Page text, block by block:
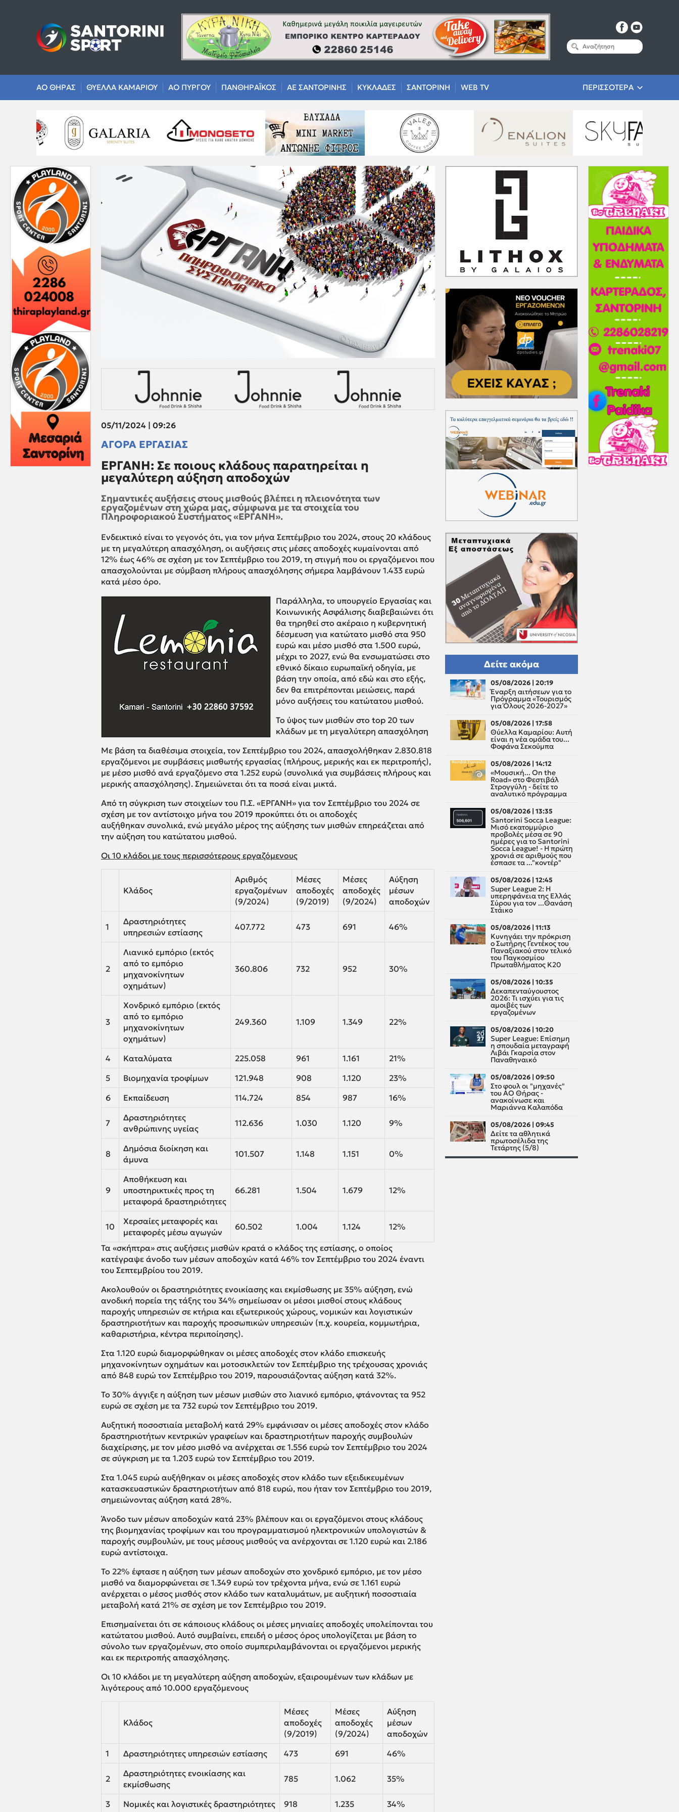
ΑΟ ΘΗΡΑΣ ΘΥΕΛΛΑ ΚΑΜΑΡΙΟΥ ΑΟ ΠΥΡΓΟΥ ΠΑΝΘΗΡΑΪΚΟΣ ΑΕ ΣΑΝΤΟΡΙΝΗΣ ΚΥΚΛΑΔΕΣ ΣΑΝΤΟΡΙΝΗ WEB TV ΠΕΡΙΣΣΟΤΕΡΑ
05/11/2024 | 09:26
ΑΓΟΡΑ ΕΡΓΑΣΙΑΣ
ΕΡΓΑΝΗ: Σε ποιους κλάδους παρατηρείται η
μεγαλύτερη αύξηση αποδοχών
Σημαντικές αυξήσεις στους μισθούς βλέπει η πλειονότητα των
εργαζομένων στη χώρα μας, σύμφωνα με τα στοιχεία του
Πληροφοριακού Συστήματος «ΕΡΓΑΝΗ».
Ενδεικτικό είναι το γεγονός ότι, για τον μήνα Σεπτέμβριο του 2024, στους 20 κλάδους
με τη μεγαλύτερη απασχόληση, οι αυξήσεις στις μέσες αποδοχές κυμαίνονται από
12% έως 46% σε σχέση με τον Σεπτέμβριο του 2019, τη στιγμή που οι εργαζόμενοι που
απασχολούνται με σύμβαση πλήρους απασχόλησης σήμερα λαμβάνουν 1.433 ευρώ
κατά μέσο όρο.
Παράλληλα, το υπουργείο Εργασίας και
Κοινωνικής Ασφάλισης διαβεβαιώνει ότι
θα τηρηθεί στο ακέραιο η κυβερνητική
δέσμευση για κατώτατο μισθό στα 950
ευρώ και μέσο μισθό στα 1.500 ευρώ,
μέχρι το 2027, ενώ θα ενσωματώσει στο
εθνικό δίκαιο ευρωπαϊκή οδηγία, με
βάση την οποία, από εδώ και στο εξής,
δεν θα επιτρέπονται μειώσεις, παρά
μόνο αυξήσεις του κατώτατου μισθού.
Το ύψος των μισθών στο top 20 των
κλάδων με τη μεγαλύτερη απασχόληση
Με βάση τα διαθέσιμα στοιχεία, τον Σεπτέμβριο του 2024, απασχολήθηκαν 2.830.818
εργαζόμενοι με συμβάσεις μισθωτής εργασίας (πλήρους, μερικής και εκ περιτροπής),
με μέσο μισθό ανά εργαζόμενο στα 1.252 ευρώ (συνολικά για συμβάσεις πλήρους και
μερικής απασχόλησης). Σημειώνεται ότι τα ποσά είναι μικτά.
Από τη σύγκριση των στοιχείων του Π.Σ. «ΕΡΓΑΝΗ» για τον Σεπτέμβριο του 2024 σε
σχέση με τον αντίστοιχο μήνα του 2019 προκύπτει ότι οι αποδοχές
αυξήθηκαν συνολικά, ενώ μεγάλο μέρος της αύξησης των μισθών επηρεάζεται από
την αύξηση του κατώτατου μισθού.
Οι 10 κλάδοι με τους περισσότερους εργαζόμενους
Κλάδος
Αριθμός
εργαζομένων
(9/2024)
Μέσες
αποδοχές
(9/2019)
Μέσες
αποδοχές
(9/2024)
Αύξηση
μέσων
αποδοχών
1
Δραστηριότητες
υπηρεσιών εστίασης
407.772 473 691 46%
2
Λιανικό εμπόριο (εκτός
από το εμπόριο
μηχανοκίνητων
οχημάτων)
360.806 732 952 30%
3
Χονδρικό εμπόριο (εκτός
από το εμπόριο
μηχανοκίνητων
οχημάτων)
249.360 1.109 1.349 22%
4 Καταλύματα 225.058 961 1.161
21%
5
Βιομηχανία τροφίμων 121.948 908 1.120
23%
6
Εκπαίδευση 114.724 854 987 16%
7
Δραστηριότητες
ανθρώπινης υγείας
112.636 1.030 1.120 9%
8
Δημόσια διοίκηση και
άμυνα
101.507 1.148 1.151 0%
9
Αποθήκευση και
υποστηρικτικές προς τη
μεταφορά δραστηριότητες
66.281 1.504 1.679 12%
10
Χερσαίες μεταφορές και
μεταφορές μέσω αγωγών
60.502 1.004 1.124 12%
Τα «σκήπτρα» στις αυξήσεις μισθών κρατά ο κλάδος της εστίασης, ο οποίος
κατέγραψε άνοδο των μέσων αποδοχών κατά 46% τον Σεπτέμβριο του 2024 έναντι
του Σεπτεμβρίου του 2019.
Ακολουθούν οι δραστηριότητες ενοικίασης και εκμίσθωσης με 35% αύξηση, ενώ
ανοδική πορεία της τάξης του 34% σημείωσαν οι μέσοι μισθοί στους κλάδους
παροχής υπηρεσιών σε κτήρια και εξωτερικούς χώρους, νομικών και λογιστικών
δραστηριοτήτων και παροχής προσωπικών υπηρεσιών (π.χ. κουρεία, κομμωτήρια,
καθαριστήρια, κέντρα περιποίησης).
Στα 1.120 ευρώ διαμορφώθηκαν οι μέσες αποδοχές στον κλάδο επισκευής
μηχανοκίνητων οχημάτων και μοτοσικλετών τον Σεπτέμβριο της τρέχουσας χρονιάς
από 848 ευρώ τον Σεπτέμβριο του 2019, παρουσιάζοντας αύξηση κατά 32%.
Το 30% άγγιξε η αύξηση των μέσων μισθών στο λιανικό εμπόριο, φτάνοντας τα 952
ευρώ σε σχέση με τα 732 ευρώ τον Σεπτέμβριο του 2019.
Αυξητική ποσοστιαία μεταβολή κατά 29% εμφάνισαν οι μέσες αποδοχές στον κλάδο
δραστηριοτήτων κεντρικών γραφείων και δραστηριοτήτων παροχής συμβουλών
διαχείρισης, με τον μέσο μισθό να ανέρχεται σε 1.556 ευρώ τον Σεπτέμβριο του 2024
σε σύγκριση με τα 1.203 ευρώ τον Σεπτέμβριο του 2019.
Στα 1.045 ευρώ αυξήθηκαν οι μέσες αποδοχές στον κλάδο των εξειδικευμένων
κατασκευαστικών δραστηριοτήτων από 818 ευρώ, που ήταν τον Σεπτέμβριο του 2019,
σημειώνοντας αύξηση κατά 28%.
Άνοδο των μέσων αποδοχών κατά 23% βλέπουν και οι εργαζόμενοι στους κλάδους
της βιομηχανίας τροφίμων και του προγραμματισμού ηλεκτρονικών υπολογιστών &
παροχής συμβουλών, με τους μέσους μισθούς να ανέρχονται σε 1.120 ευρώ και 2.186
ευρώ αντίστοιχα.
Το 22% έφτασε η αύξηση των μέσων αποδοχών στο χονδρικό εμπόριο, με τον μέσο
μισθό να διαμορφώνεται σε 1.349 ευρώ τον τρέχοντα μήνα, ενώ σε 1.161 ευρώ
ανέρχεται ο μέσος μισθός στον κλάδο των καταλυμάτων, με αυξητική ποσοστιαία
μεταβολή κατά 21% σε σχέση με τον Σεπτέμβριο του 2019.
Επισημαίνεται ότι σε κάποιους κλάδους οι μέσες μηνιαίες αποδοχές υπολείπονται του
κατώτατου μισθού. Αυτό συμβαίνει, επειδή ο μέσος όρος υπολογίζεται με βάση το
σύνολο των εργαζομένων, στο οποίο συμπεριλαμβάνονται οι εργαζόμενοι μερικής
και εκ περιτροπής απασχόλησης.
Οι 10 κλάδοι με τη μεγαλύτερη αύξηση αποδοχών, εξαιρουμένων των κλάδων με
λιγότερους από 10.000 εργαζόμενους
Κλάδος
Μέσες
αποδοχές
(9/2019)
Μέσες
αποδοχές
(9/2024)
Αύξηση
μέσων
αποδοχών
1
Δραστηριότητες υπηρεσιών εστίασης 473 691 46%
2
Δραστηριότητες ενοικίασης και
εκμίσθωσης
785 1.062 35%
3 Νομικές και λογιστικές δραστηριότητες 918 1.235 34%
Δείτε ακόμα
05/08/2026 | 20:19
Έναρξη αιτήσεων για το
Πρόγραμμα «Τουρισμός
για Όλους 2026-2027»
05/08/2026 | 17:58
Θύελλα Καμαρίου: Αυτή
είναι η νέα ομάδα του...
Φοφάνα Σεκούμπα
05/08/2026 | 14:12
«Μουσική... On the
Road» στο Φεστιβάλ
Στρογγύλη - δείτε το
αναλυτικό πρόγραμμα
05/08/2026 | 13:35
Santorini Socca League:
Μισό εκατομμύριο
προβολές μέσα σε 90
ημέρες για το Santorini
Socca League! - Η πρώτη
χρονιά σε αριθμούς που
έσπασε τα ..."κοντέρ"
05/08/2026 | 12:45
Super League 2: H
υπερηφάνεια της Ελλάς
Σύρου για τον ...Θανάση
Στάικο
05/08/2026 | 11:13
Κυνηγάει την πρόκριση
ο Σωτήρης Γεντέκος του
Παναξιακού στον τελικό
του Παγκοσμίου
Πρωταθλήματος Κ20
05/08/2026 | 10:35
Δεκαπενταύγουστος
2026: Τι ισχύει για τις
αμοιβές των
εργαζομένων
05/08/2026 | 10:20
Super League: Επίσημη
η σπουδαία μεταγραφή
Λιβάι Γκαρσία στον
Παναθηναικό
05/08/2026 | 09:50
Στο φουλ οι "μηχανές"
του ΑΟ Θήρας -
ανακοίνωσε και
Μαριάννα Καλαπόδα
05/08/2026 | 09:45
Δείτε τα αθλητικά
πρωτοσέλιδα της
Τετάρτης (5/8)